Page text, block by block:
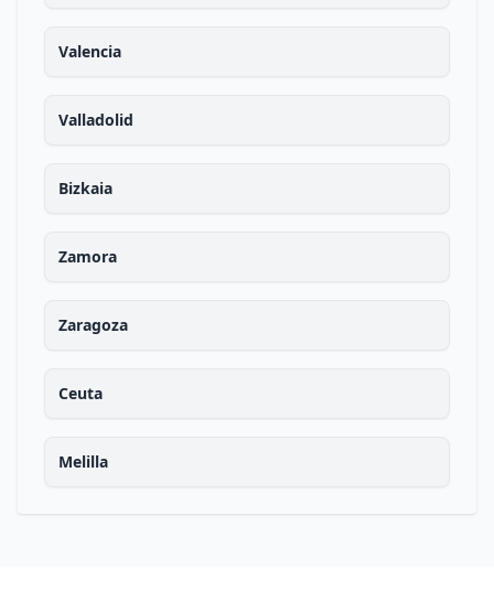
Valencia
Valladolid
Bizkaia
Zamora
Zaragoza
Ceuta
Melilla